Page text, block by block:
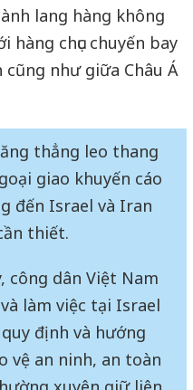
lang hàng không
chục chuyến bay
cũng như giữa Châu Á
thẳng leo thang
giao khuyến cáo
đến Israel và Iran
thiết.
công dân Việt Nam
làm việc tại Israel
định và hướng
vệ an ninh, an toàn